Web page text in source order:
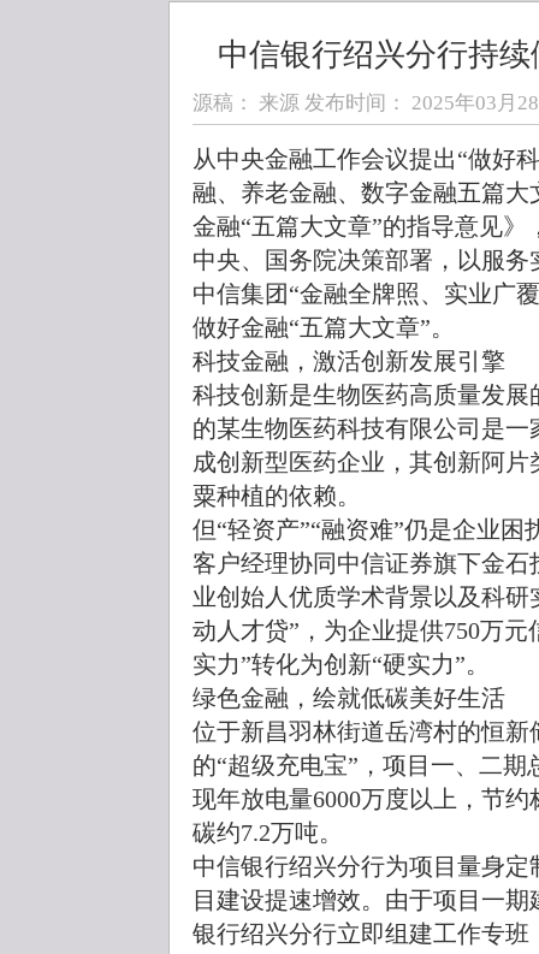
中信银行绍兴分行持
源稿： 来源 发布时间： 2025年03月
从中央金融工作会议提出“做好
融、养老金融、数字金融五篇
金融“五篇大文章”的指导意见
中央、国务院决策部署，以服
中信集团“金融全牌照、实业广
做好金融“五篇大文章”。
科技金融，激活创新发展引擎
科技创新是生物医药高质量发
的某生物医药科技有限公司是
成创新型医药企业，其创新阿
粟种植的依赖。
但“轻资产”“融资难”仍是企业
客户经理协同中信证券旗下金
业创始人优质学术背景以及科
动人才贷”，为企业提供750万
实力”转化为创新“硬实力”。
绿色金融，绘就低碳美好生活
位于新昌羽林街道岳湾村的恒
的“超级充电宝”，项目一、二
现年放电量6000万度以上，节
碳约7.2万吨。
中信银行绍兴分行为项目量身
目建设提速增效。由于项目一
银行绍兴分行立即组建工作专